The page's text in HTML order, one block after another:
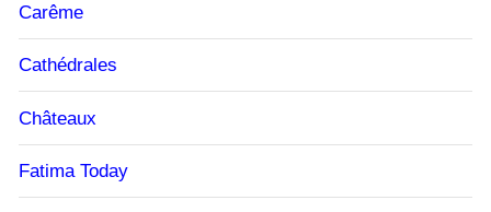
Carême
Cathédrales
Châteaux
Fatima Today